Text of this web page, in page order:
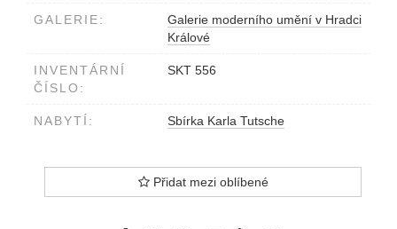
GALERIE:
Galerie moderního umění v Hradci
Králové
INVENTÁRNÍ
ČÍSLO:
SKT 556
NABYTÍ: Sbírka Karla Tutsche
Přidat mezi oblíbené